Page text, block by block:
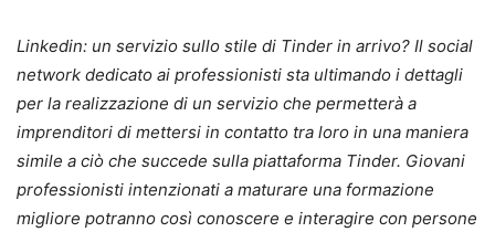
Linkedin: un servizio sullo stile di Tinder in arrivo? Il social
network dedicato ai professionisti sta ultimando i dettagli
per la realizzazione di un servizio che permetterà a
imprenditori di mettersi in contatto tra loro in una maniera
simile a ciò che succede sulla piattaforma Tinder. Giovani
professionisti intenzionati a maturare una formazione
migliore potranno così conoscere e interagire con persone